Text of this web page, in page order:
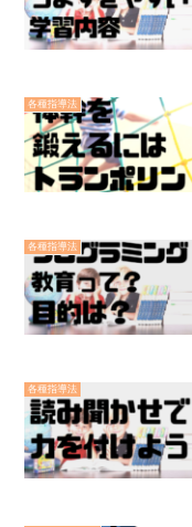
各種指導法
各種指導法
各種指導法